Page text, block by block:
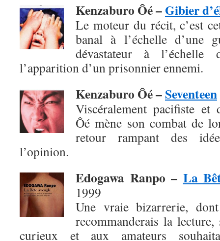
Kenzaburo Ôé –Gibier
Le moteur du récit, c’est
banal à l’échelle d’une
dévastateur à
l’apparition d’un prisonnier ennemi.
Kenzaburo Ôé –Seventeen
Viscéralement pacifiste et
Ôé mène son combat de
retour rampant des
l’opinion.
Edogawa Ranpo – La
1999
Une vraie bizarrerie,
recommanderais la
curieux et aux amateurs